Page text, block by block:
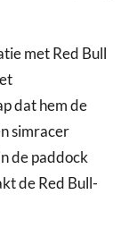
met Red Bull
dat hem de
simracer
de paddock
de Red Bull-